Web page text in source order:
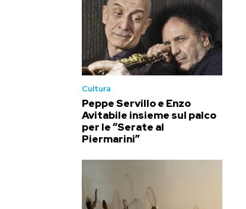
Cultura
Peppe Servillo e Enzo
Avitabile insieme sul palco
per le “Serate al
Piermarini”